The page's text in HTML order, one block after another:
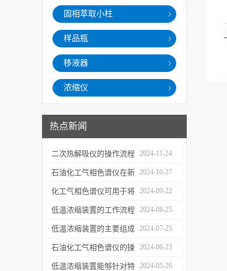
固相萃取小柱
样品瓶
移液器
浓缩仪
热点新闻
二次热解吸仪的操作流程
和使用注意事项
2024-11-24
石油化工气相色谱仪在新
材料、新产品的研发中的
应用
2024-10-27
化工气相色谱仪可用于将
样品引入色谱柱并推动分
离过程
2024-09-22
低温浓缩装置的工作流程
及使用注意事项
2024-08-25
低温浓缩装置的主要组成
部分及具体工作流程分析
2024-07-25
石油化工气相色谱仪的操
作要点详细分析
2024-06-23
低温浓缩装置能够针对特 2024-05-26